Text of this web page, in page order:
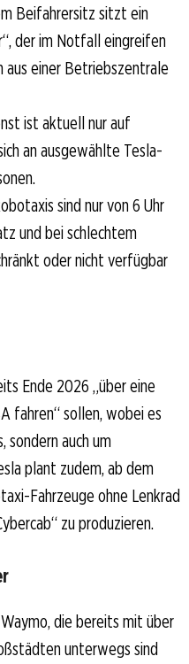
Beifahrersitz sitzt ein
der im Notfall eingreifen
aus einer Betriebszentrale
ist aktuell nur auf
an ausgewählte Tesla-
sind nur von 6 Uhr
und bei schlechtem
oder nicht verfügbar
Ende 2026 „über eine
fahren“ sollen, wobei es
sondern auch um
plant zudem, ab dem
Fahrzeuge ohne Lenkrad
zu produzieren.
die bereits mit über
unterwegs sind